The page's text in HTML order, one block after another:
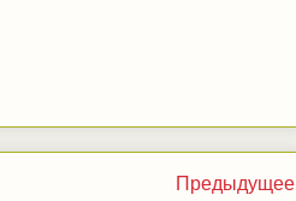
Предыдущее